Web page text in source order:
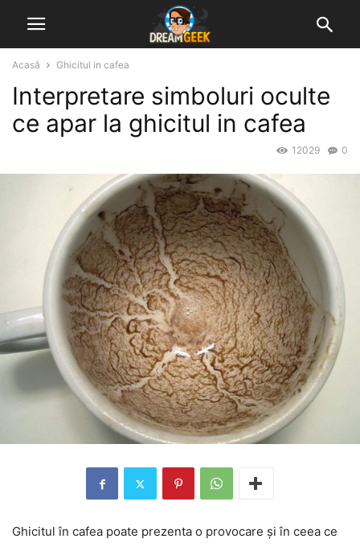
Acasă Ghicitul in cafea
Interpretare simboluri oculte
ce apar la ghicitul in cafea
0
12029
Ghicitul în cafea poate prezenta o provocare și în ceea ce